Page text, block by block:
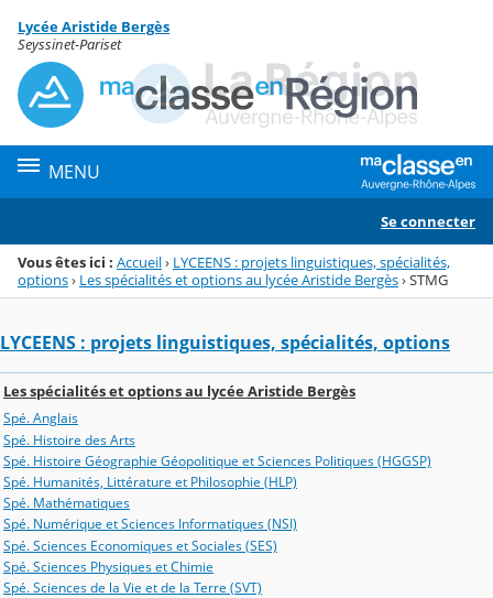
Menu de la rubrique
Contenu
Lycée Aristide Bergès
Seyssinet-Pariset
MENU
Se connecter
Vous êtes ici : Accueil› LYCEENS : projets linguistiques, spécialités,
options› Les spécialités et options au lycée Aristide Bergès›STMG
LYCEENS : projets linguistiques, spécialités, options
Les spécialités et options au lycée Aristide Bergès
Spé. Anglais
Spé. Histoire des Arts
Spé. Histoire Géographie Géopolitique et Sciences Politiques (HGGSP)
Spé. Humanités, Littérature et Philosophie (HLP)
Spé. Mathématiques
Spé. Numérique et Sciences Informatiques (NSI)
Spé. Sciences Economiques et Sociales (SES)
Spé. Sciences Physiques et Chimie
Spé. Sciences de la Vie et de la Terre (SVT)